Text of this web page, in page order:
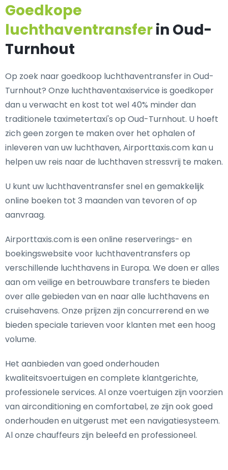
Goedkope
luchthaventransferin Oud-
Turnhout
Op zoek naar goedkoop luchthaventransfer in Oud-
Turnhout? Onze luchthaventaxiservice is goedkoper
dan u verwacht en kost tot wel 40% minder dan
traditionele taximetertaxi's op Oud-Turnhout. U hoeft
zich geen zorgen te maken over het ophalen of
inleveren van uw luchthaven, Airporttaxis.com kan u
helpen uw reis naar de luchthaven stressvrij te maken.
U kunt uw luchthaventransfer snel en gemakkelijk
online boeken tot 3 maanden van tevoren of op
aanvraag.
Airporttaxis.com is een online reserverings- en
boekingswebsite voor luchthaventransfers op
verschillende luchthavens in Europa. We doen er alles
aan om veilige en betrouwbare transfers te bieden
over alle gebieden van en naar alle luchthavens en
cruisehavens. Onze prijzen zijn concurrerend en we
bieden speciale tarieven voor klanten met een hoog
volume.
Het aanbieden van goed onderhouden
kwaliteitsvoertuigen en complete klantgerichte,
professionele services. Al onze voertuigen zijn voorzien
van airconditioning en comfortabel, ze zijn ook goed
onderhouden en uitgerust met een navigatiesysteem.
Al onze chauffeurs zijn beleefd en professioneel.